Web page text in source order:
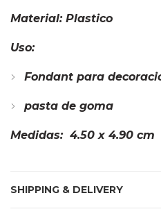
Material: Plastico
Uso:
Fondant para
pasta de goma
Medidas: 4.50 x 4.90 cm
SHIPPING & DELIVERY